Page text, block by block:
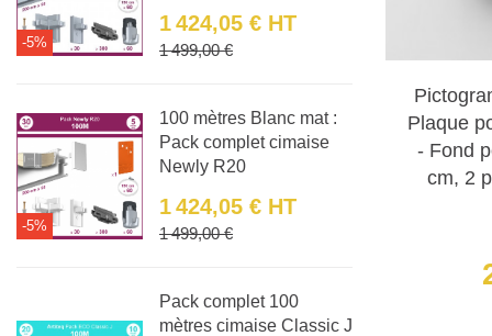
-5% Prix
1 424,05 € HT
Prix de base
1 499,00 €
-5%
100 mètres Blanc mat :
Pack complet cimaise
Newly R20
Prix
1 424,05 € HT
Prix de base
1 499,00 €
Pack complet 100
mètres cimaise Classic J
Chez
avec un
grâce à
un effet
Plaque
- Fond
cm, 2